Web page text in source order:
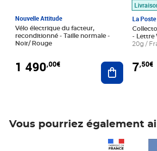
Nouvelle Attitude
Vélo électrique du facteur,
reconditionné - Taille normale -
Noir/ Rouge
1 490,00€ Ajouter au
La Poste
- Lettre
20g /
7,50€
Vous pourriez également
Prix